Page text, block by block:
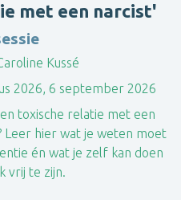
met een narcist'
Kussé
2026, 6 september 2026
toxische relatie met een
Leer hier wat je weten moet
én wat je zelf kan doen
vrij te zijn.